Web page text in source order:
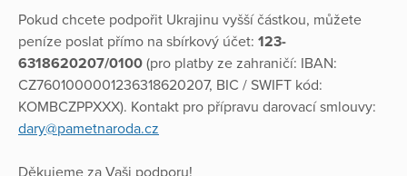
Pokud chcete podpořit Ukrajinu vyšší částkou, můžete
peníze poslat přímo na sbírkový účet: 123-
6318620207/0100 (pro platby ze zahraničí: IBAN:
CZ7601000001236318620207, BIC / SWIFT kód:
KOMBCZPPXXX). Kontakt pro přípravu darovací smlouvy:
dary@pametnaroda.cz
Děkujeme za Vaši podporu!